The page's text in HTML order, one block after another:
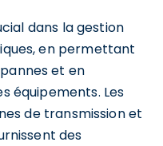
dans la gestion
en permettant
et en
équipements. Les
de transmission et
des